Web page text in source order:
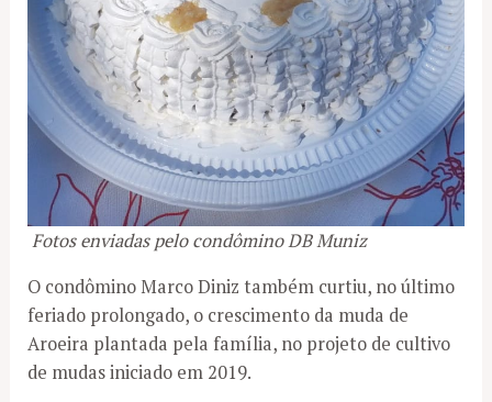
Fotos enviadas pelo condômino DB Muniz
O condômino Marco Diniz também curtiu, no último
feriado prolongado, o crescimento da muda de
Aroeira plantada pela família, no projeto de cultivo
de mudas iniciado em 2019.